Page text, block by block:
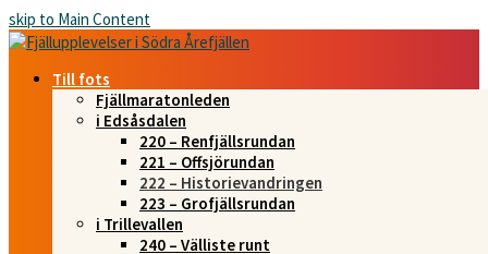
skip to Main Content
Till fots
Fjällmaratonleden
i Edsåsdalen
220 – Renfjällsrundan
221 – Offsjörundan
222 – Historievandringen
223 – Grofjällsrundan
i Trillevallen
240 – Välliste runt